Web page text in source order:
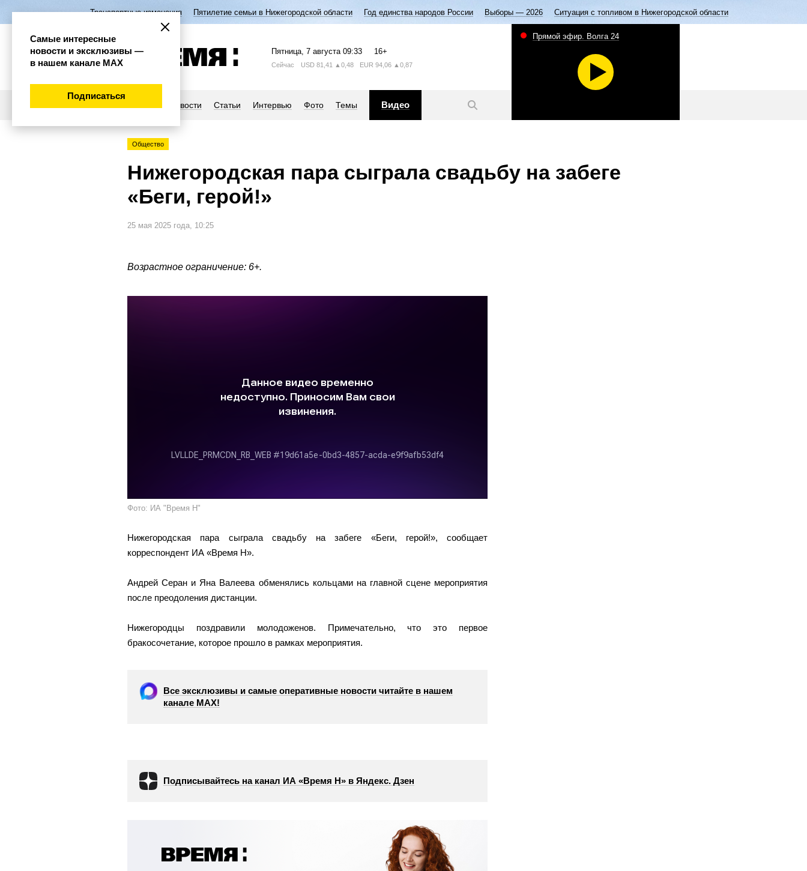
Транспортные изменения Пятилетие семьи в Нижегородской области Год единства народов России Выборы — 2026 Ситуация с топливом в Нижегородской области
Пятница, 7 августа 09:33 16+
Сейчас USD 81,41 ▲0,48 EUR 94,06 ▲0,87
Новости Статьи Интервью Фото Темы Видео
Прямой эфир. Волга 24
Общество
Нижегородская пара сыграла свадьбу на забеге
«Беги, герой!»
25 мая 2025 года, 10:25
Возрастное ограничение: 6+.
Фото: ИА "Время Н"
Нижегородская пара сыграла свадьбу на забеге «Беги, герой!», сообщает
корреспондент ИА «Время Н».
Андрей Серан и Яна Валеева обменялись кольцами на главной сцене мероприятия
после преодоления дистанции.
Нижегородцы поздравили молодоженов. Примечательно, что это первое
бракосочетание, которое прошло в рамках мероприятия.
Все эксклюзивы и самые оперативные новости читайте в нашем
канале МАХ!
Подписывайтесь на канал ИА «Время Н» в Яндекс. Дзен
Самые интересные
новости и эксклюзивы —
в нашем канале МАХ
Подписаться